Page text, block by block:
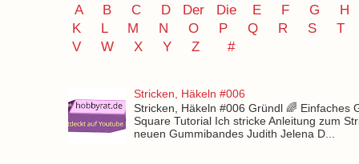
A B C D Der Die E F G
H
K
L M N O P Q R S
T
V
W X Y Z #
Stricken, Häkeln #006
Stricken, Häkeln #006 Gründl 🌈 Einfaches
Square Tutorial Ich stricke Anleitung zum
neuen Gummibandes Judith Jelena D...